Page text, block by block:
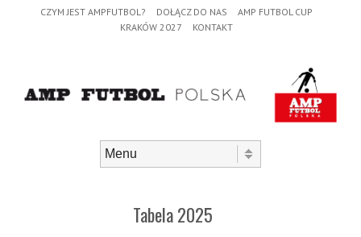
CZYM JEST AMPFUTBOL? DOŁĄCZ DO NAS
AMP FUTBOL CUP
KRAKÓW 2027
KONTAKT
Tabela 2025